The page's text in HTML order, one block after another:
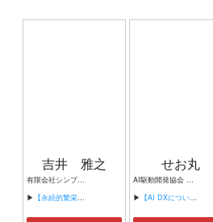
吉井 雅之
有限会社シンプルタスク 代表取締役 習慣形成コンサルタント
▶ 【永続的繁栄の組織づくり】
せお丸
AI駆動開発協会 代表理事 サイバーフリークス株式会社 代表取締役
▶ 【AI DXについて】